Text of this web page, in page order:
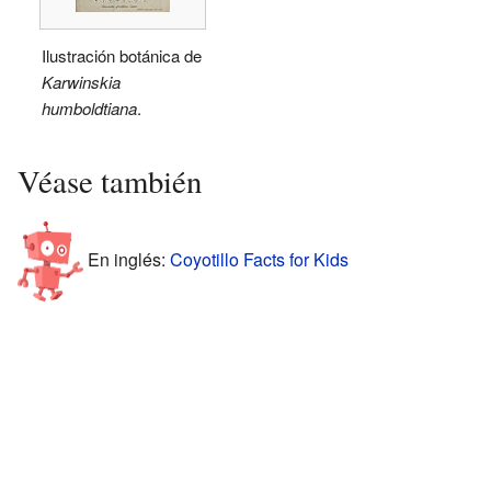
Ilustración botánica de
Karwinskia
humboldtiana.
Véase también
En inglés: Coyotillo Facts for Kids